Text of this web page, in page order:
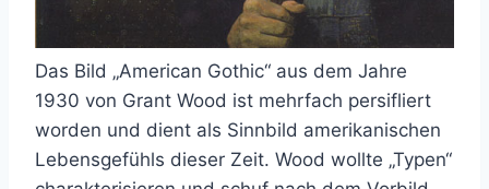
Das Bild „American Gothic“ aus dem Jahre
1930 von Grant Wood ist mehrfach persifliert
worden und dient als Sinnbild amerikanischen
Lebensgefühls dieser Zeit. Wood wollte „Typen“